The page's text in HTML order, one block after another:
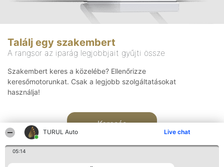
TURUL Auto Live chat
05:14
Találj egy szakembert
A rangsor az iparág legjobbjait gyűjti össze
Szakembert keres a közelébe? Ellenőrizze
keresőmotorunkat. Csak a legjobb szolgáltatásokat
használja!
Keresés